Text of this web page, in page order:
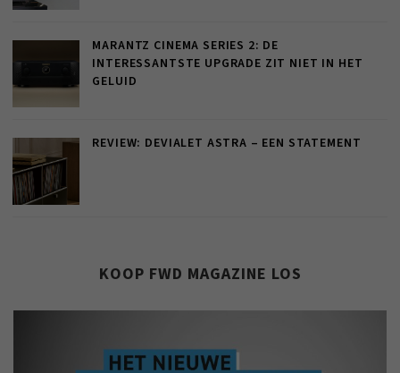
MARANTZ CINEMA SERIES 2: DE
INTERESSANTSTE UPGRADE ZIT NIET IN HET
GELUID
REVIEW: DEVIALET ASTRA – EEN STATEMENT
KOOP FWD MAGAZINE LOS